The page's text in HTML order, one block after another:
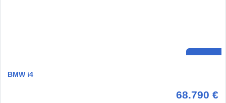
BMW i4
68.790 €